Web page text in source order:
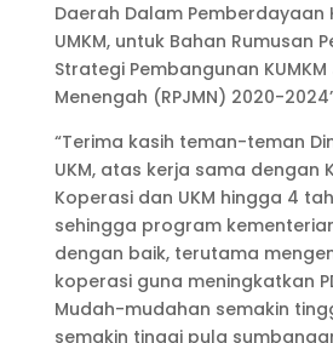
Daerah Dalam Pemberdayaan
UMKM, untuk Bahan Rumusan
Strategi Pembangunan
Menengah (RPJMN) 2020-
“Terima kasih teman-teman
UKM, atas kerja sama dengan
Koperasi dan UKM hingga 4
sehingga program
dengan baik, terutama
koperasi guna meningkatkan
Mudah-mudahan semakin
semakin tinggi pula